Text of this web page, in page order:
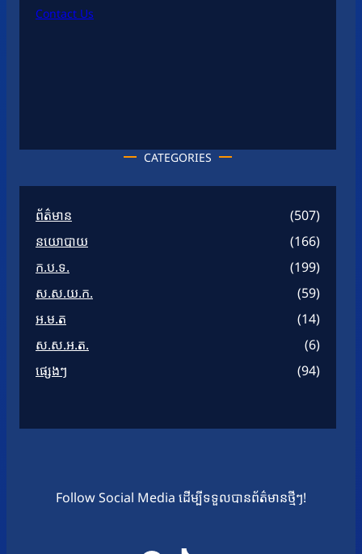
Contact Us
CATEGORIES
ព័ត៌មាន
(507)
នយោបាយ
(166)
ក.ប.ទ.
(199)
ស.ស.យ.ក.
(59)
អ.ម.ត
(14)
ស.ស.អ.ត.
(6)
ផ្សេងៗ
(94)
Follow Social Media ដើម្បីទទួលបានព័ត៌មានថ្មីៗ!